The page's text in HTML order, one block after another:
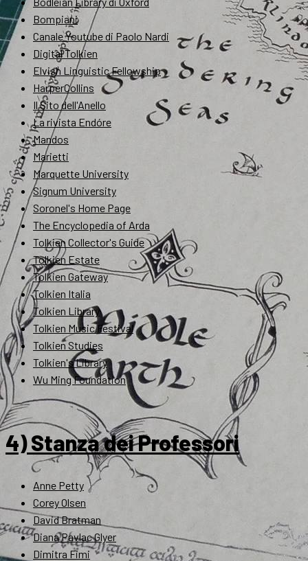
Bompiani
Canale Youtube di Paolo Nardi
Digital Tolkien
Elvish Linguistic Fellowship
HarperCollins
Il Sito dell'Anello
La rivista Endóre
Mandos
Marietti
Marquette University
Signum University
Soronel's Home Page
The Encyclopedia of Arda
Tolkien Collector's Guide
Tolkien Estate
Tolkien Gateway
Tolkien Italia
Tolkien Library
Tolkien Music Festival
Tolkien Studies
Tolkien's Library
Wu Ming Foundation
4) Stanza dei Professori
Anne Petty
Corey Olsen
David Bratman
Diana Pavlac Glyer
Dimitra Fimi